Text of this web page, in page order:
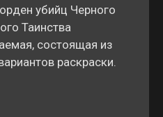
убийц Черного
Таинства
состоящая из
раскраски.